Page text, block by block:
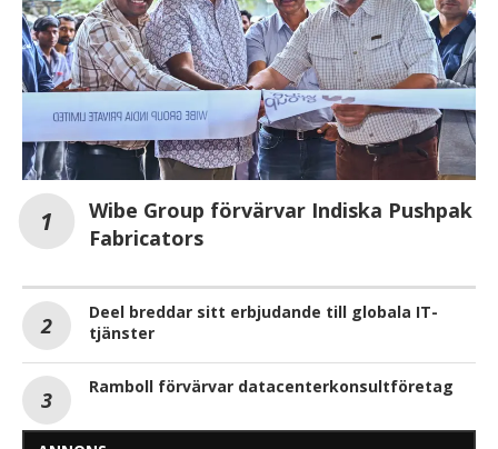
Wibe Group förvärvar Indiska Pushpak
Fabricators
Deel breddar sitt erbjudande till globala IT-
tjänster
Ramboll förvärvar datacenterkonsultföretag